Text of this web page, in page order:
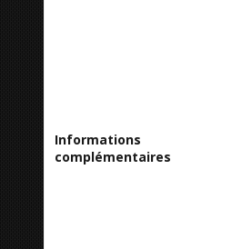
Informations
complémentaires